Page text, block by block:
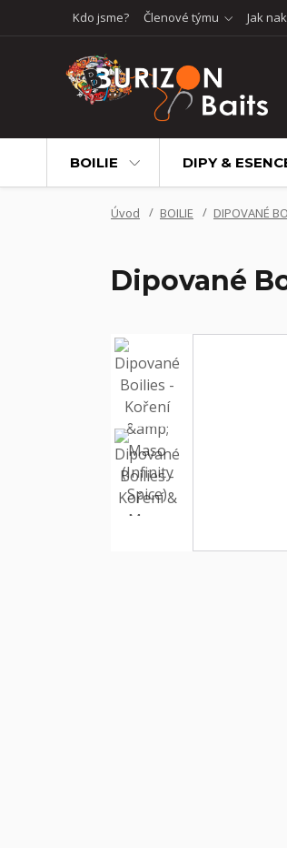
Kdo jsme? Členové týmu Jak
BOILIE DIPY &
Úvod BOILIE DIPOVANÉ
Dipované